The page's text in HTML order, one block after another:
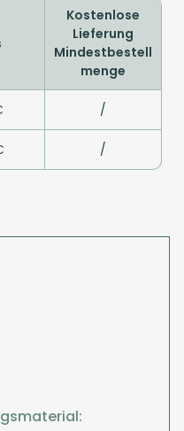
Kostenlose
Lieferung
Mindestbestell
menge
/
/